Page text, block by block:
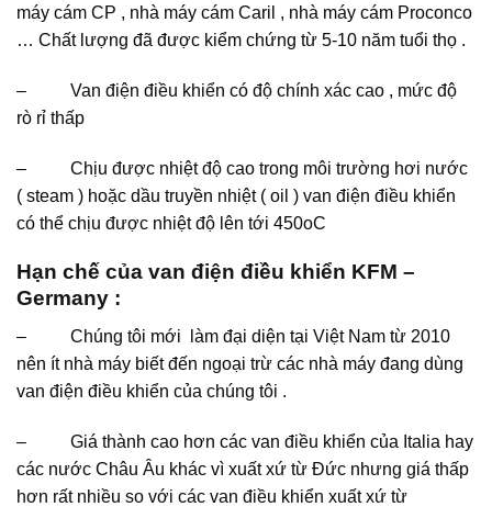
máy cám CP , nhà máy cám Caril , nhà máy cám Proconco
… Chất lượng đã được kiểm chứng từ 5-10 năm tuổi thọ .
– Van điện điều khiển có độ chính xác cao , mức độ
rò rỉ thấp
– Chịu được nhiệt độ cao trong môi trường hơi nước
( steam ) hoặc dầu truyền nhiệt ( oil ) van điện điều khiển
có thể chịu được nhiệt độ lên tới 450oC
Hạn chế của van điện điều khiển KFM –
Germany :
– Chúng tôi mới làm đại diện tại Việt Nam từ 2010
nên ít nhà máy biết đến ngoại trừ các nhà máy đang dùng
van điện điều khiển của chúng tôi .
– Giá thành cao hơn các van điều khiển của Italia hay
các nước Châu Âu khác vì xuất xứ từ Đức nhưng giá thấp
hơn rất nhiều so với các van điều khiển xuất xứ từ